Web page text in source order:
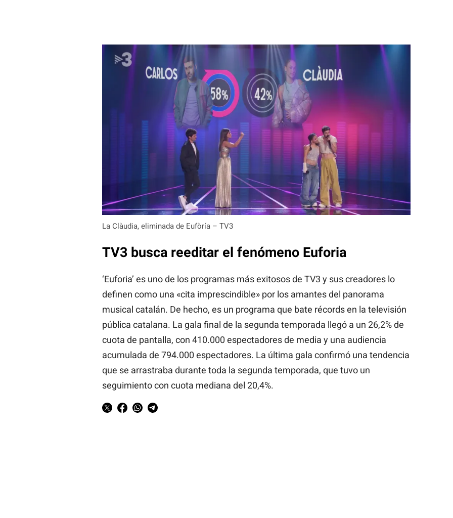
La Clàudia, eliminada de Eufòría – TV3
TV3 busca reeditar el fenómeno Euforia
‘Euforia’ es uno de los programas más exitosos de TV3 y sus creadores lo
definen como una «cita imprescindible» por los amantes del panorama
musical catalán. De hecho, es un programa que bate récords en la televisión
pública catalana. La gala final de la segunda temporada llegó a un 26,2% de
cuota de pantalla, con 410.000 espectadores de media y una audiencia
acumulada de 794.000 espectadores. La última gala confirmó una tendencia
que se arrastraba durante toda la segunda temporada, que tuvo un
seguimiento con cuota mediana del 20,4%.